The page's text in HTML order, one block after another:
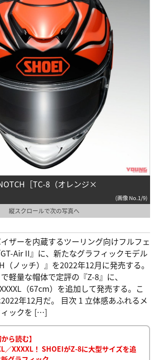
［TC-8（オレンジ×
(画像 No.1/9)
縦スクロールで次の写真へ
ザーを内蔵するツーリング向けフルフェ
Air II』に、新たなグラフィックモデル
（ノッチ）』を2022年12月に発売する。
軽量な帽体で定評の『Z-8』に、
（67cm）を追加して発売する。こ
年12月だ。 目次 1 立体感あふれるメ
ィックを […]
ら読む】
／XXXXL！ SHOEIがZ-8に大型サイズを追